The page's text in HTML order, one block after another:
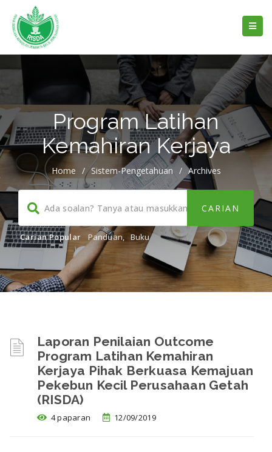
Program Latihan
Kemahiran Kerjaya
Home / Sistem-Pengetahuan / Archives
Carian Popular Panduan, Buku
Laporan Penilaian Outcome
Program Latihan Kemahiran
Kerjaya Pihak Berkuasa Kemajuan
Pekebun Kecil Perusahaan Getah
(RISDA)
4 paparan 12/09/2019